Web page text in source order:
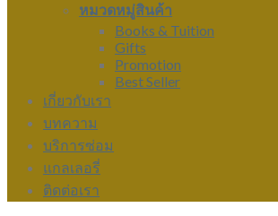
หมวดหมู่สินค้า
Books & Tuition
Gifts
Promotion
Best Seller
เกี่ยวกับเรา
บทความ
บริการซ่อม
แกลเลอรี่
ติดต่อเรา